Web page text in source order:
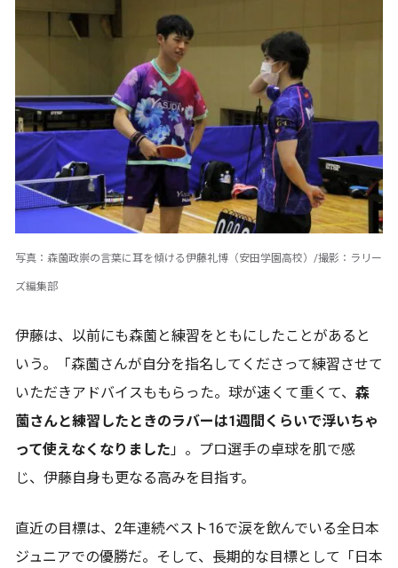
写真：森薗政崇の言葉に耳を傾ける伊藤礼博（安田学園高校）/撮影：ラリー
ズ編集部
伊藤は、以前にも森薗と練習をともにしたことがあると
いう。「森薗さんが自分を指名してくださって練習させて
いただきアドバイスももらった。球が速くて重くて、 森
薗さんと練習したときのラバーは1週間くらいで浮いちゃ
って使えなくなりました」。プロ選手の卓球を肌で感
じ、伊藤自身も更なる高みを目指す。
直近の目標は、2年連続ベスト16で涙を飲んでいる全日本
ジュニアでの優勝だ。そして、長期的な目標として「日本